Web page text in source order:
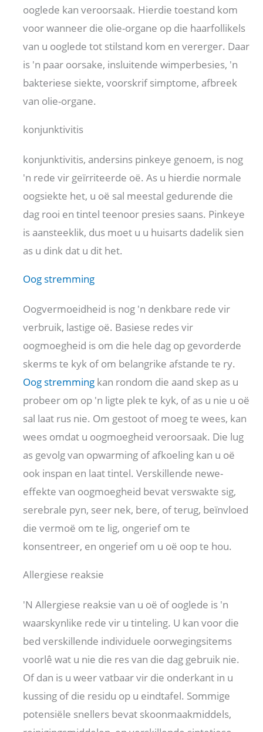
ooglede kan veroorsaak. Hierdie toestand kom
voor wanneer die olie-organe op die haarfollikels
van u ooglede tot stilstand kom en vererger. Daar
is 'n paar oorsake, insluitende wimperbesies, 'n
bakteriese siekte, voorskrif simptome, afbreek
van olie-organe.
konjunktivitis
konjunktivitis, andersins pinkeye genoem, is nog
'n rede vir geïrriteerde oë. As u hierdie normale
oogsiekte het, u oë sal meestal gedurende die
dag rooi en tintel teenoor presies saans. Pinkeye
is aansteeklik, dus moet u u huisarts dadelik sien
as u dink dat u dit het.
Oog stremming
Oogvermoeidheid is nog 'n denkbare rede vir
verbruik, lastige oë. Basiese redes vir
oogmoegheid is om die hele dag op gevorderde
skerms te kyk of om belangrike afstande te ry.
Oog stremming kan rondom die aand skep as u
probeer om op 'n ligte plek te kyk, of as u nie u oë
sal laat rus nie. Om gestoot of moeg te wees, kan
wees omdat u oogmoegheid veroorsaak. Die lug
as gevolg van opwarming of afkoeling kan u oë
ook inspan en laat tintel. Verskillende newe-
effekte van oogmoegheid bevat verswakte sig,
serebrale pyn, seer nek, bere, of terug, beïnvloed
die vermoë om te lig, ongerief om te
konsentreer, en ongerief om u oë oop te hou.
Allergiese reaksie
'N Allergiese reaksie van u oë of ooglede is 'n
waarskynlike rede vir u tinteling. U kan voor die
bed verskillende individuele oorwegingsitems
voorlê wat u nie die res van die dag gebruik nie.
Of dan is u weer vatbaar vir die onderkant in u
kussing of die residu op u eindtafel. Sommige
potensiële snellers bevat skoonmaakmiddels,